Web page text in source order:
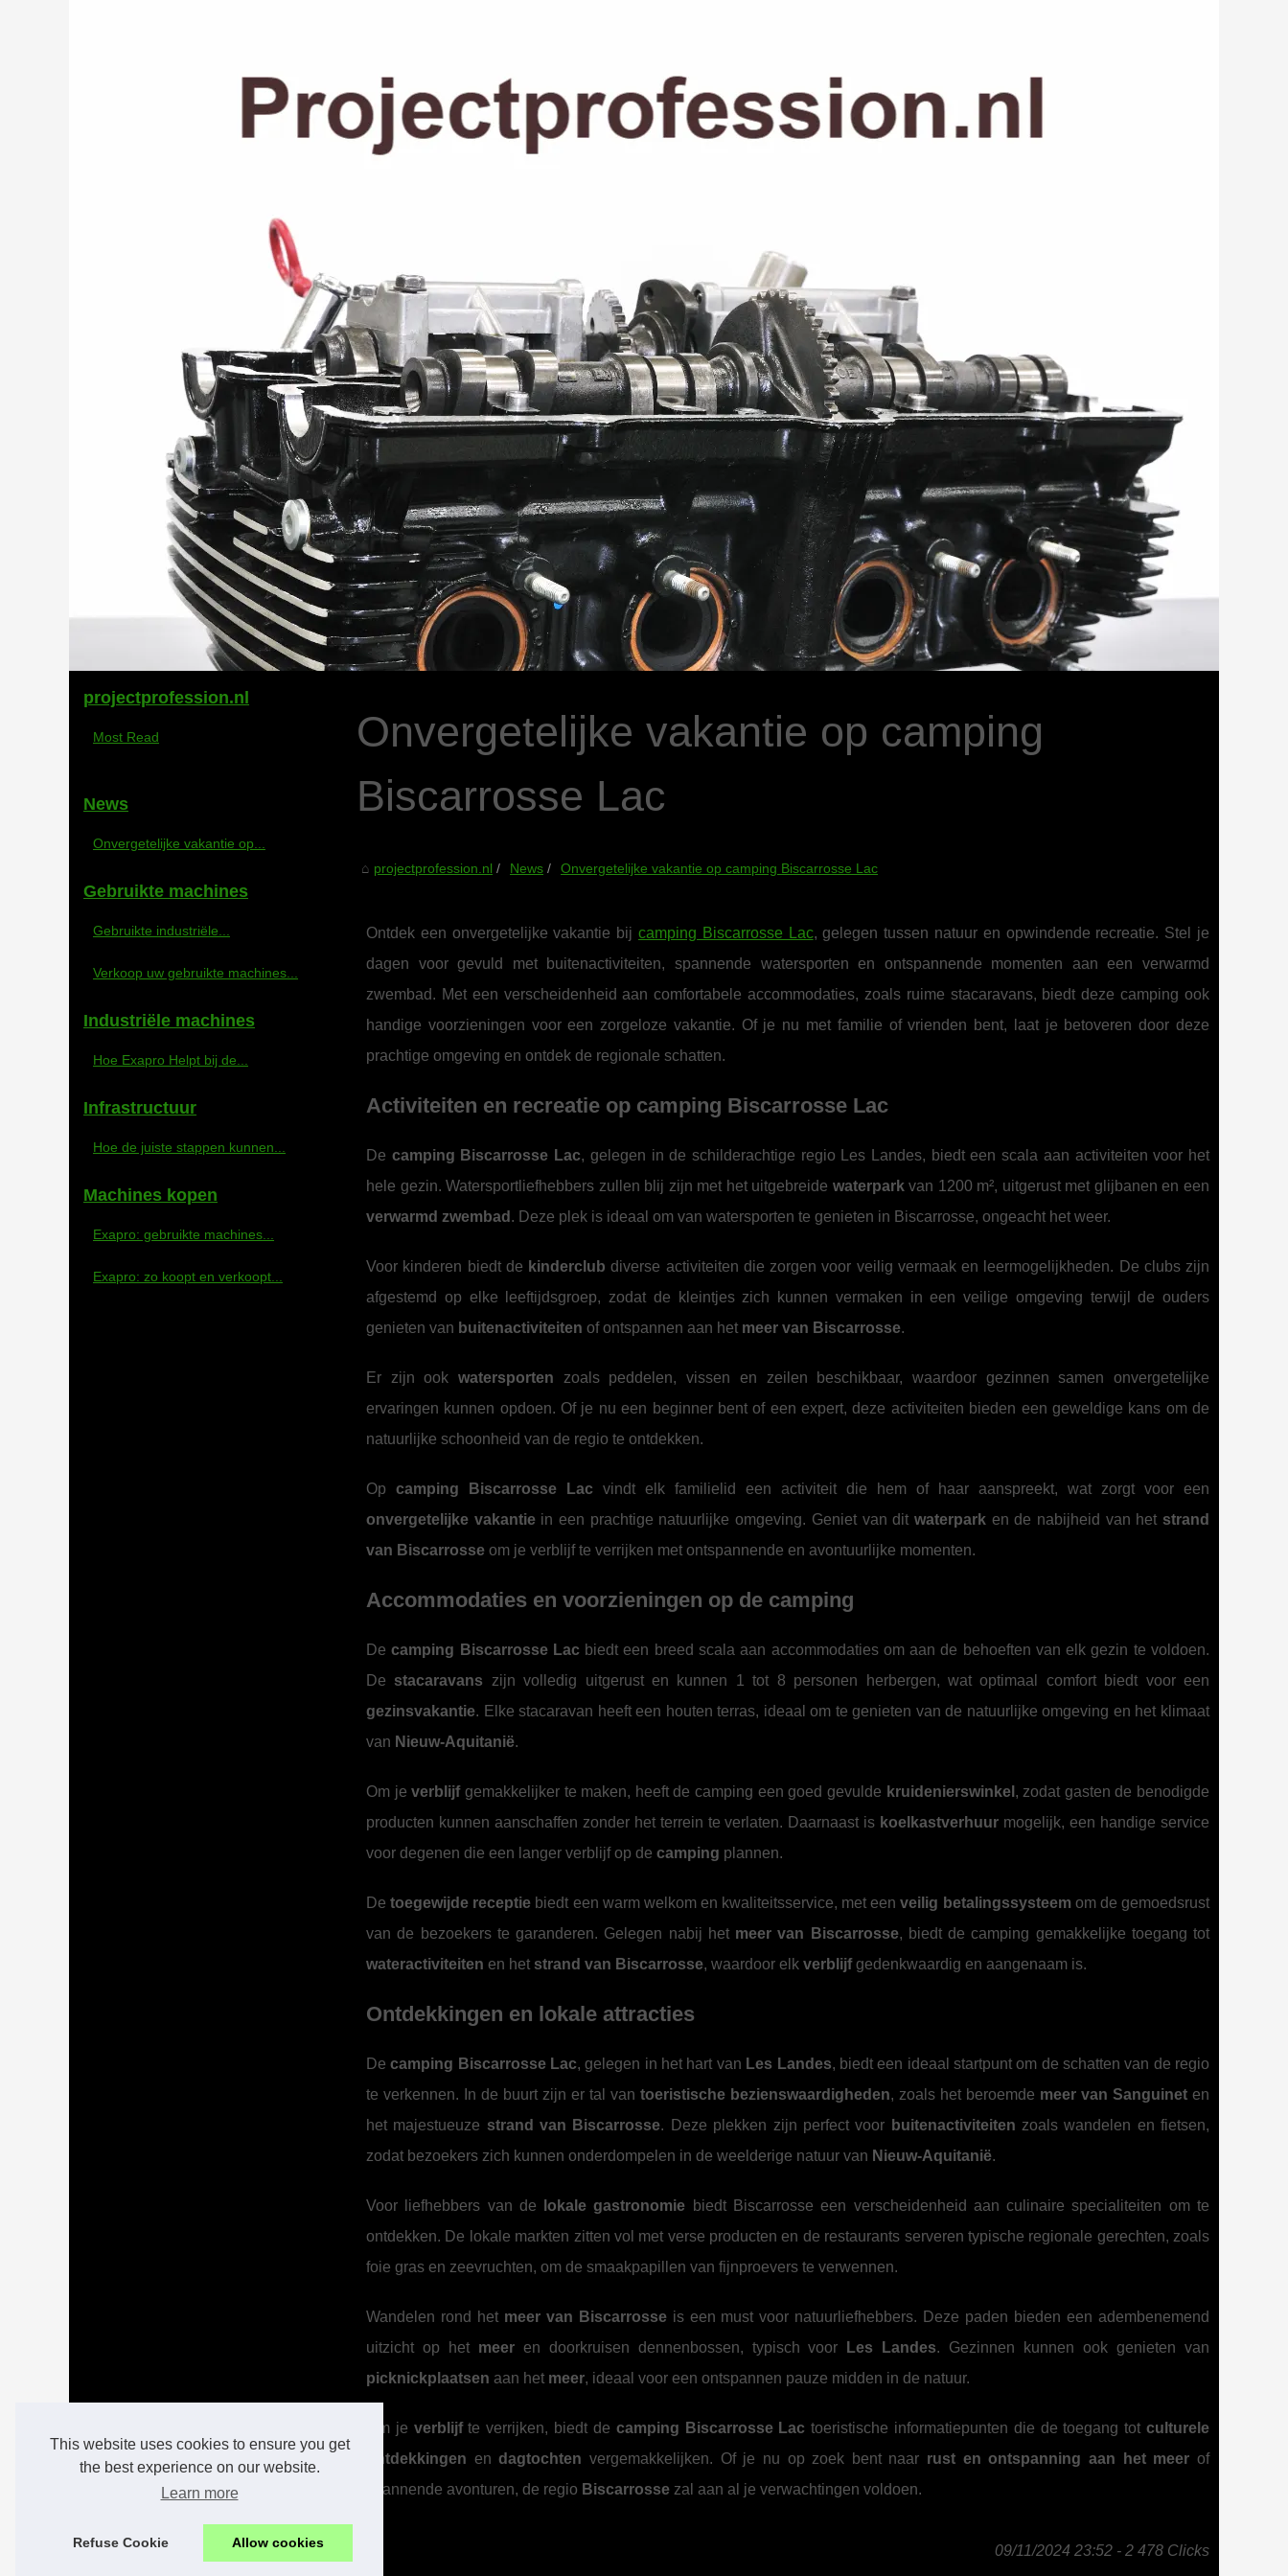
This website uses cookies to ensure you get
the best experience on our website.
Learn more
Refuse Cookie Allow cookies
Onvergetelijke vakantie op camping
Biscarrosse Lac
projectprofession.nl News Onvergetelijke vakantie op camping Biscarrosse Lac
Ontdek een onvergetelijke vakantie bij camping Biscarrosse Lac, gelegen tussen natuur en opwindende recreatie. Stel je
dagen voor gevuld met buitenactiviteiten, spannende watersporten en ontspannende momenten aan een verwarmd
zwembad. Met een verscheidenheid aan comfortabele accommodaties, zoals ruime stacaravans, biedt deze camping ook
handige voorzieningen voor een zorgeloze vakantie. Of je nu met familie of vrienden bent, laat je betoveren door deze
prachtige omgeving en ontdek de regionale schatten.
Activiteiten en recreatie op camping Biscarrosse Lac
De camping Biscarrosse Lac, gelegen in de schilderachtige regio Les Landes, biedt een scala aan activiteiten voor het
hele gezin. Watersportliefhebbers zullen blij zijn met het uitgebreide waterpark van 1200 m², uitgerust met glijbanen en een
verwarmd zwembad . Deze plek is ideaal om van watersporten te genieten in Biscarrosse, ongeacht het weer.
Voor kinderen biedt de kinderclub diverse activiteiten die zorgen voor veilig vermaak en leermogelijkheden. De clubs zijn
afgestemd op elke leeftijdsgroep, zodat de kleintjes zich kunnen vermaken in een veilige omgeving terwijl de ouders
genieten van buitenactiviteiten of ontspannen aan het meer van Biscarrosse.
Er zijn ookwatersporten zoals peddelen, vissen en zeilen beschikbaar, waardoor gezinnen samen onvergetelijke
ervaringen kunnen opdoen. Of je nu een beginner bent of een expert, deze activiteiten bieden een geweldige kans om de
natuurlijke schoonheid van de regio te ontdekken.
Op camping Biscarrosse Lac vindt elk familielid een activiteit die hem of haar aanspreekt, wat zorgt voor een
onvergetelijke vakantiein een prachtige natuurlijke omgeving. Geniet van dit waterpark en de nabijheid van het strand
van Biscarrosse om je verblijf te verrijken met ontspannende en avontuurlijke momenten.
Accommodaties en voorzieningen op de camping
Decamping Biscarrosse Lacbiedt een breed scala aan accommodaties om aan de behoeften van elk gezin te voldoen.
De stacaravans zijn volledig uitgerust en kunnen 1 tot 8 personen herbergen, wat optimaal comfort biedt voor een
gezinsvakantie. Elke stacaravan heeft een houten terras, ideaal om te genieten van de natuurlijke omgeving en het klimaat
van Nieuw-Aquitanië.
Om jeverblijfgemakkelijker te maken, heeft de camping een goed gevulde kruidenierswinkel , zodat gasten de benodigde
producten kunnen aanschaffen zonder het terrein te verlaten. Daarnaast is koelkastverhuur mogelijk, een handige service
voor degenen die een langer verblijf op de camping plannen.
Detoegewijde receptie biedt een warm welkom en kwaliteitsservice, met eenveilig betalingssysteem om de gemoedsrust
van de bezoekers te garanderen. Gelegen nabij het meer van Biscarrosse, biedt de camping gemakkelijke toegang tot
wateractiviteiten en het strand van Biscarrosse, waardoor elk verblijfgedenkwaardig en aangenaam is.
Ontdekkingen en lokale attracties
Decamping Biscarrosse Lac, gelegen in het hart van Les Landes, biedt een ideaal startpunt om de schatten van de regio
te verkennen. In de buurt zijn er tal van toeristische bezienswaardigheden, zoals het beroemde meer van Sanguinet en
het majestueuze strand van Biscarrosse. Deze plekken zijn perfect voor buitenactiviteiten zoals wandelen en fietsen,
zodat bezoekers zich kunnen onderdompelen in de weelderige natuur van Nieuw-Aquitanië.
Voor liefhebbers van de lokale gastronomie biedt Biscarrosse een verscheidenheid aan culinaire specialiteiten om te
ontdekken. De lokale markten zitten vol met verse producten en de restaurants serveren typische regionale gerechten, zoals
foie gras en zeevruchten, om de smaakpapillen van fijnproevers te verwennen.
Wandelen rond het meer van Biscarrosseis een must voor natuurliefhebbers. Deze paden bieden een adembenemend
uitzicht op het meeren doorkruisen dennenbossen, typisch voor Les Landes. Gezinnen kunnen ook genieten van
picknickplaatsen aan het meer, ideaal voor een ontspannen pauze midden in de natuur.
Om je verblijfte verrijken, biedt de camping Biscarrosse Lac toeristische informatiepunten die de toegang tot culturele
ontdekkingen endagtochten vergemakkelijken. Of je nu op zoek bent naar rust en ontspanning aan het meer of
spannende avonturen, de regio Biscarrosse zal aan al je verwachtingen voldoen.
09/11/2024 23:52 - 2 478 Clicks
projectprofession.nl
Most Read
News
Onvergetelijke vakantie op...
Gebruikte machines
Gebruikte industriële...
Verkoop uw gebruikte machines...
Industriële machines
Hoe Exapro Helpt bij de...
Infrastructuur
Hoe de juiste stappen kunnen...
Machines kopen
Exapro: gebruikte machines...
Exapro: zo koopt en verkoopt...